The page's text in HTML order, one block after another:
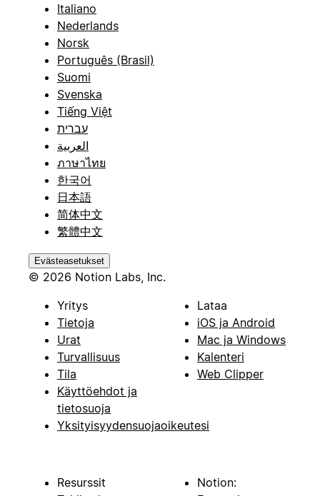
Italiano
Nederlands
Norsk
Português (Brasil)
Suomi
Svenska
Tiếng Việt
עברית
العربية
ภาษาไทย
한국어
日本語
简体中文
繁體中文
Evästeasetukset
© 2026 Notion Labs, Inc.
Yritys
Tietoja
Urat
Turvallisuus
Tila
Käyttöehdot ja
tietosuoja
Yksityisyydensuojaoikeutesi
Lataa
iOS ja Android
Mac ja Windows
Kalenteri
Web Clipper
Resurssit
Notion: